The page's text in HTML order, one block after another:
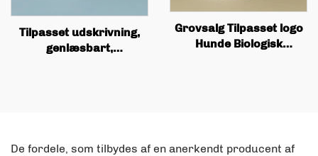
Tilpasset udskrivning,
genlæsbart,
Grovsalg Tilpasset logo
Hunde Biologisk
De fordele, som tilbydes af en anerkendt producent af